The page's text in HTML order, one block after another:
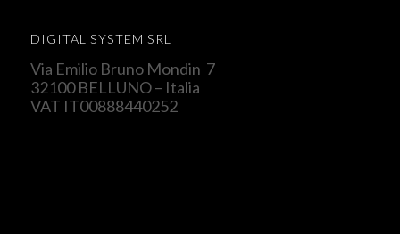
DIGITAL SYSTEM SRL
Via Emilio Bruno Mondin 7
32100 BELLUNO – Italia
VAT IT00888440252